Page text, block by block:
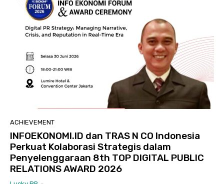
ACHIEVEMENT
INFOEKONOMI.ID dan TRAS N CO Indonesia
Perkuat Kolaborasi Strategis dalam
Penyelenggaraan 8th TOP DIGITAL PUBLIC
RELATIONS AWARD 2026